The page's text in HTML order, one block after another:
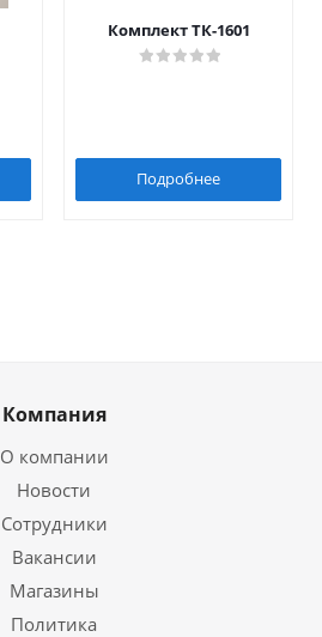
Комплект ТК-1601
Подробнее
Компания
О компании
Новости
Сотрудники
Вакансии
Магазины
Политика